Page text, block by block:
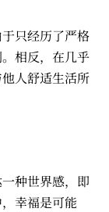
只经历了严格
相反，在几乎
人舒适生活所
种世界感，即
幸福是可能